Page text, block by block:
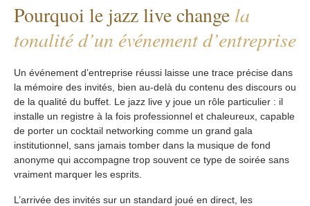
Pourquoi le jazz live change la
tonalité d’un événement d’entreprise
Un événement d’entreprise réussi laisse une trace précise dans
la mémoire des invités, bien au-delà du contenu des discours ou
de la qualité du buffet. Le jazz live y joue un rôle particulier : il
installe un registre à la fois professionnel et chaleureux, capable
de porter un cocktail networking comme un grand gala
institutionnel, sans jamais tomber dans la musique de fond
anonyme qui accompagne trop souvent ce type de soirée sans
vraiment marquer les esprits.
L’arrivée des invités sur un standard joué en direct, les